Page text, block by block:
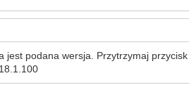
podana wersja. Przytrzymaj